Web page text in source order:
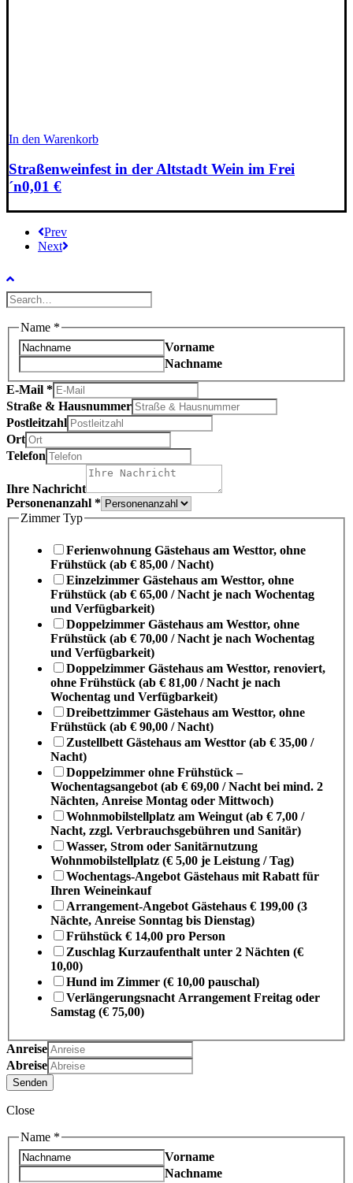
In den Warenkorb
Straßenweinfest in der Altstadt Wein im Frei
´n0,01 €
Prev
Next
Name *
Vorname
Nachname
E-Mail *
Straße & Hausnummer
Postleitzahl
Ort
Telefon
Ihre Nachricht
Personenanzahl *
Zimmer Typ
Ferienwohnung Gästehaus am Westtor, ohne
Frühstück (ab € 85,00 / Nacht)
Einzelzimmer Gästehaus am Westtor, ohne
Frühstück (ab € 65,00 / Nacht je nach Wochentag
und Verfügbarkeit)
Doppelzimmer Gästehaus am Westtor, ohne
Frühstück (ab € 70,00 / Nacht je nach Wochentag
und Verfügbarkeit)
Doppelzimmer Gästehaus am Westtor, renoviert,
ohne Frühstück (ab € 81,00 / Nacht je nach
Wochentag und Verfügbarkeit)
Dreibettzimmer Gästehaus am Westtor, ohne
Frühstück (ab € 90,00 / Nacht)
Zustellbett Gästehaus am Westtor (ab € 35,00 /
Nacht)
Doppelzimmer ohne Frühstück –
Wochentagsangebot (ab € 69,00 / Nacht bei mind. 2
Nächten, Anreise Montag oder Mittwoch)
Wohnmobilstellplatz am Weingut (ab € 7,00 /
Nacht, zzgl. Verbrauchsgebühren und Sanitär)
Wasser, Strom oder Sanitärnutzung
Wohnmobilstellplatz (€ 5,00 je Leistung / Tag)
Wochentags-Angebot Gästehaus mit Rabatt für
Ihren Weineinkauf
Arrangement-Angebot Gästehaus € 199,00 (3
Nächte, Anreise Sonntag bis Dienstag)
Frühstück € 14,00 pro Person
Zuschlag Kurzaufenthalt unter 2 Nächten (€
10,00)
Hund im Zimmer (€ 10,00 pauschal)
Verlängerungsnacht Arrangement Freitag oder
Samstag (€ 75,00)
Anreise
Abreise
Senden
Close
Name *
Vorname
Nachname